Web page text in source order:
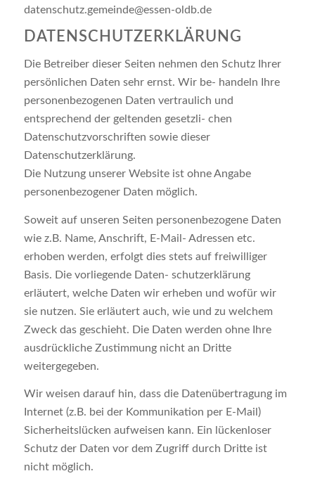
datenschutz.gemeinde@essen-oldb.de
DATENSCHUTZERKLÄRUNG
Die Betreiber dieser Seiten nehmen den Schutz Ihrer
persönlichen Daten sehr ernst. Wir be- handeln Ihre
personenbezogenen Daten vertraulich und
entsprechend der geltenden gesetzli- chen
Datenschutzvorschriften sowie dieser
Datenschutzerklärung.
Die Nutzung unserer Website ist ohne Angabe
personenbezogener Daten möglich.
Soweit auf unseren Seiten personenbezogene Daten
wie z.B. Name, Anschrift, E-Mail- Adressen etc.
erhoben werden, erfolgt dies stets auf freiwilliger
Basis. Die vorliegende Daten- schutzerklärung
erläutert, welche Daten wir erheben und wofür wir
sie nutzen. Sie erläutert auch, wie und zu welchem
Zweck das geschieht. Die Daten werden ohne Ihre
ausdrückliche Zustimmung nicht an Dritte
weitergegeben.
Wir weisen darauf hin, dass die Datenübertragung im
Internet (z.B. bei der Kommunikation per E-Mail)
Sicherheitslücken aufweisen kann. Ein lückenloser
Schutz der Daten vor dem Zugriff durch Dritte ist
nicht möglich.